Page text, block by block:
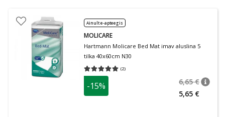
Ainult e-apteegis
MOLICARE
Hartmann Molicare Bed Mat imav aluslina 5
tilka 40x60cm N30
(2)
Keskmine hinnang 5.00
-15% 6,65 €
5,65 €